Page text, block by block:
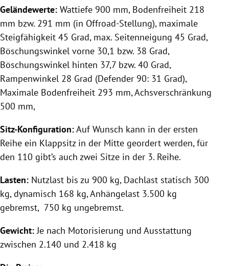
Untermenü
Untermenü
Untermenü
Geländewerte: Wattiefe 900 mm, Bodenfreiheit 218
mm bzw. 291 mm (in Offroad-Stellung), maximale
Steigfähigkeit 45 Grad, max. Seitenneigung 45 Grad,
Böschungswinkel vorne 30,1 bzw. 38 Grad,
Böschungswinkel hinten 37,7 bzw. 40 Grad,
Rampenwinkel 28 Grad (Defender 90: 31 Grad),
Maximale Bodenfreiheit 293 mm, Achsverschränkung
500 mm,
Sitz-Konfiguration:Auf Wunsch kann in der ersten
Reihe ein Klappsitz in der Mitte geordert werden, für
den 110 gibt’s auch zwei Sitze in der 3. Reihe.
Lasten: Nutzlast bis zu 900 kg, Dachlast statisch 300
kg, dynamisch 168 kg, Anhängelast 3.500 kg
gebremst, 750 kg ungebremst.
Gewicht: Je nach Motorisierung und Ausstattung
zwischen 2.140 und 2.418 kg